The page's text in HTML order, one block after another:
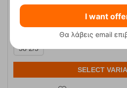
In Stock
38 2/3
SELECT
I want
Θα λάβεις email